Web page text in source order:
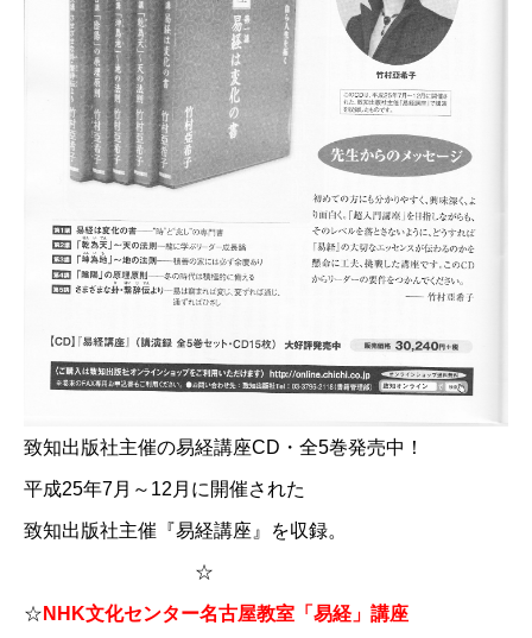
致知出版社主催の易経講座CD・全5巻発売中！
平成25年7月～12月に開催された
致知出版社主催『易経講座』を収録。
☆
☆ NHK文化センター名古屋教室「易経」講座